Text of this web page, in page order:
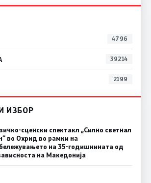
4796
39214
2199
ИЗБОР
сценски спектакл „Силно светнал
во Охрид во рамки на
на 35-годишнината од
на Македонија